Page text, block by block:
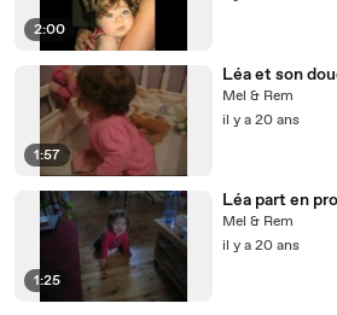
2:00
1:57
Mel & Rem
il y a 20 ans
1:25
Léa part en
Mel & Rem
il y a 20 ans